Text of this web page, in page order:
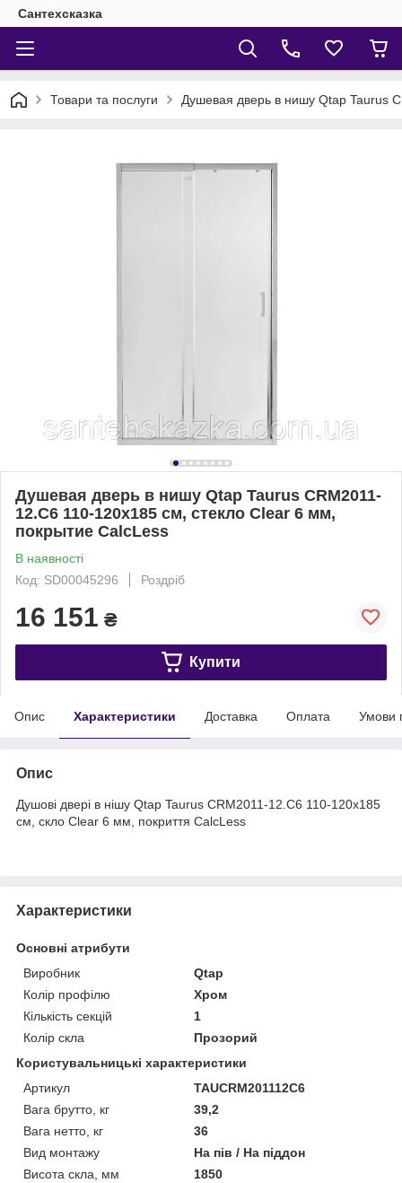
Сантехсказка
Товари та послуги Душевая дверь в нишу Qtap Taurus
Душевая дверь в нишу Qtap Taurus CRM2011-
12.C6 110-120x185 см, стекло Clear 6 мм,
покрытие CalcLess
В наявності
Код: SD00045296
Роздріб
16 151 ₴
Купити
Опис Характеристики Доставка Оплата Умови
Опис
Душові двері в нішу Qtap Taurus CRM2011-12.C6 110-120x185
см, скло Clear 6 мм, покриття CalcLess
Характеристики
Основні атрибути
Виробник
Qtap
Колір профілю
Хром
Кількість секцій
1
Колір скла
Прозорий
Користувальницькі характеристики
Артикул
TAUCRM201112C6
Вага брутто, кг
39,2
Вага нетто, кг
36
Вид монтажу
На пів / На піддон
Висота скла, мм
1850